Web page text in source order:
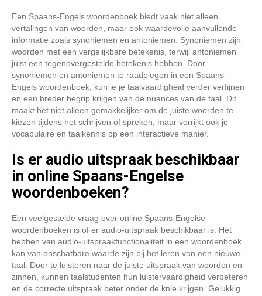
Een Spaans-Engels woordenboek biedt vaak niet alleen
vertalingen van woorden, maar ook waardevolle aanvullende
informatie zoals synoniemen en antoniemen. Synoniemen zijn
woorden met een vergelijkbare betekenis, terwijl antoniemen
juist een tegenovergestelde betekenis hebben. Door
synoniemen en antoniemen te raadplegen in een Spaans-
Engels woordenboek, kun je je taalvaardigheid verder verfijnen
en een breder begrip krijgen van de nuances van de taal. Dit
maakt het niet alleen gemakkelijker om de juiste woorden te
kiezen tijdens het schrijven of spreken, maar verrijkt ook je
vocabulaire en taalkennis op een interactieve manier.
Is er audio uitspraak beschikbaar
in online Spaans-Engelse
woordenboeken?
Een veelgestelde vraag over online Spaans-Engelse
woordenboeken is of er audio-uitspraak beschikbaar is. Het
hebben van audio-uitspraakfunctionaliteit in een woordenboek
kan van onschatbare waarde zijn bij het leren van een nieuwe
taal. Door te luisteren naar de juiste uitspraak van woorden en
zinnen, kunnen taalstudenten hun luistervaardigheid verbeteren
en de correcte uitspraak beter onder de knie krijgen. Gelukkig